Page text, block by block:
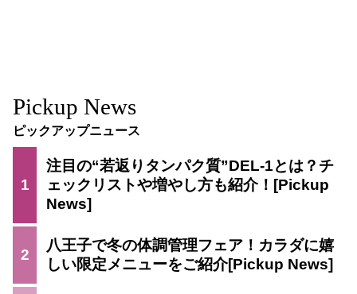
Pickup News
ピックアップニュース
1
注目の“若返りタンパク質”DEL-1とは？チ
ェックリストや増やし方も紹介！
2
八王子で冬の体調管理フェア！カラダに嬉
しい限定メニューをご紹介